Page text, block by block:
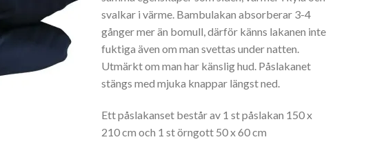
svalkar i värme. Bambulakan absorberar 3-4
gånger mer än bomull, därför känns lakanen inte
fuktiga även om man svettas under natten.
Utmärkt om man har känslig hud. Påslakanet
stängs med mjuka knappar längst ned.
Ett påslakanset består av 1 st påslakan 150 x
210 cm och 1 st örngott 50 x 60 cm